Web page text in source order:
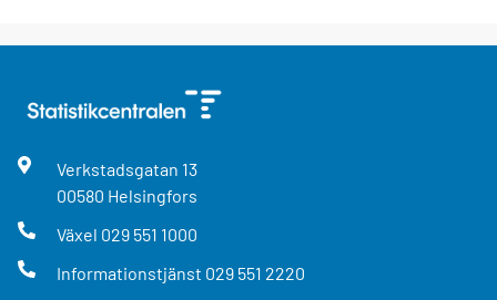
Verkstadsgatan 13
00580 Helsingfors
Växel 029 551 1000
Informationstjänst 029 551 2220